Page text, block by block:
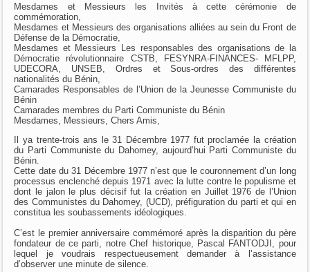
Mesdames et Messieurs les Invités à cette cérémonie de
commémoration,
Mesdames et Messieurs des organisations alliées au sein du Front de
Défense de la Démocratie,
Mesdames et Messieurs Les responsables des organisations de la
Démocratie révolutionnaire CSTB, FESYNRA-FINANCES- MFLPP,
UDECORA, UNSEB, Ordres et Sous-ordres des différentes
nationalités du Bénin,
Camarades Responsables de l’Union de la Jeunesse Communiste du
Bénin
Camarades membres du Parti Communiste du Bénin
Mesdames, Messieurs, Chers Amis,
Il ya trente-trois ans le 31 Décembre 1977 fut proclamée la création
du Parti Communiste du Dahomey, aujourd’hui Parti Communiste du
Bénin.
Cette date du 31 Décembre 1977 n’est que le couronnement d’un long
processus enclenché depuis 1971 avec la lutte contre le populisme et
dont le jalon le plus décisif fut la création en Juillet 1976 de l’Union
des Communistes du Dahomey, (UCD), préfiguration du parti et qui en
constitua les soubassements idéologiques.
C’est le premier anniversaire commémoré après la disparition du père
fondateur de ce parti, notre Chef historique, Pascal FANTODJI, pour
lequel je voudrais respectueusement demander à l’assistance
d’observer une minute de silence.